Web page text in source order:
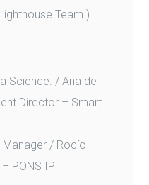
Team.)
Science. / Ana de
Director – Smart
/ Rocío
PONS IP